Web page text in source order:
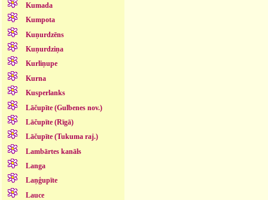
Kumada
Kumpota
Kuņurdzēns
Kuņurdziņa
Kurliņupe
Kurna
Kusperlanks
Lāčupīte (Gulbenes nov.)
Lāčupīte (Rīgā)
Lāčupīte (Tukuma raj.)
Lambārtes kanāls
Langa
Laņģupīte
Lauce